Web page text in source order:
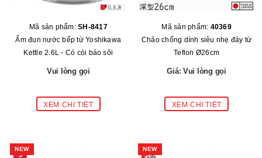
Mã sản phẩm:SH-8417
Ấm đun nước bếp từ Yoshikawa
Kettle 2.6L - Có còi báo sôi
Vui lòng gọi
Mã sản phẩm: 40369
Chảo chống dính siêu nhẹ đáy từ
Teflon Ø26cm
Giá: Vui lòng gọi
NEW NEW